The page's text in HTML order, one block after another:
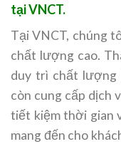
tại VNCT.
Tại VNCT, chúng
chất lượng cao.
duy trì chất lượng
còn cung cấp dịch
tiết kiệm thời gian
mang đến cho